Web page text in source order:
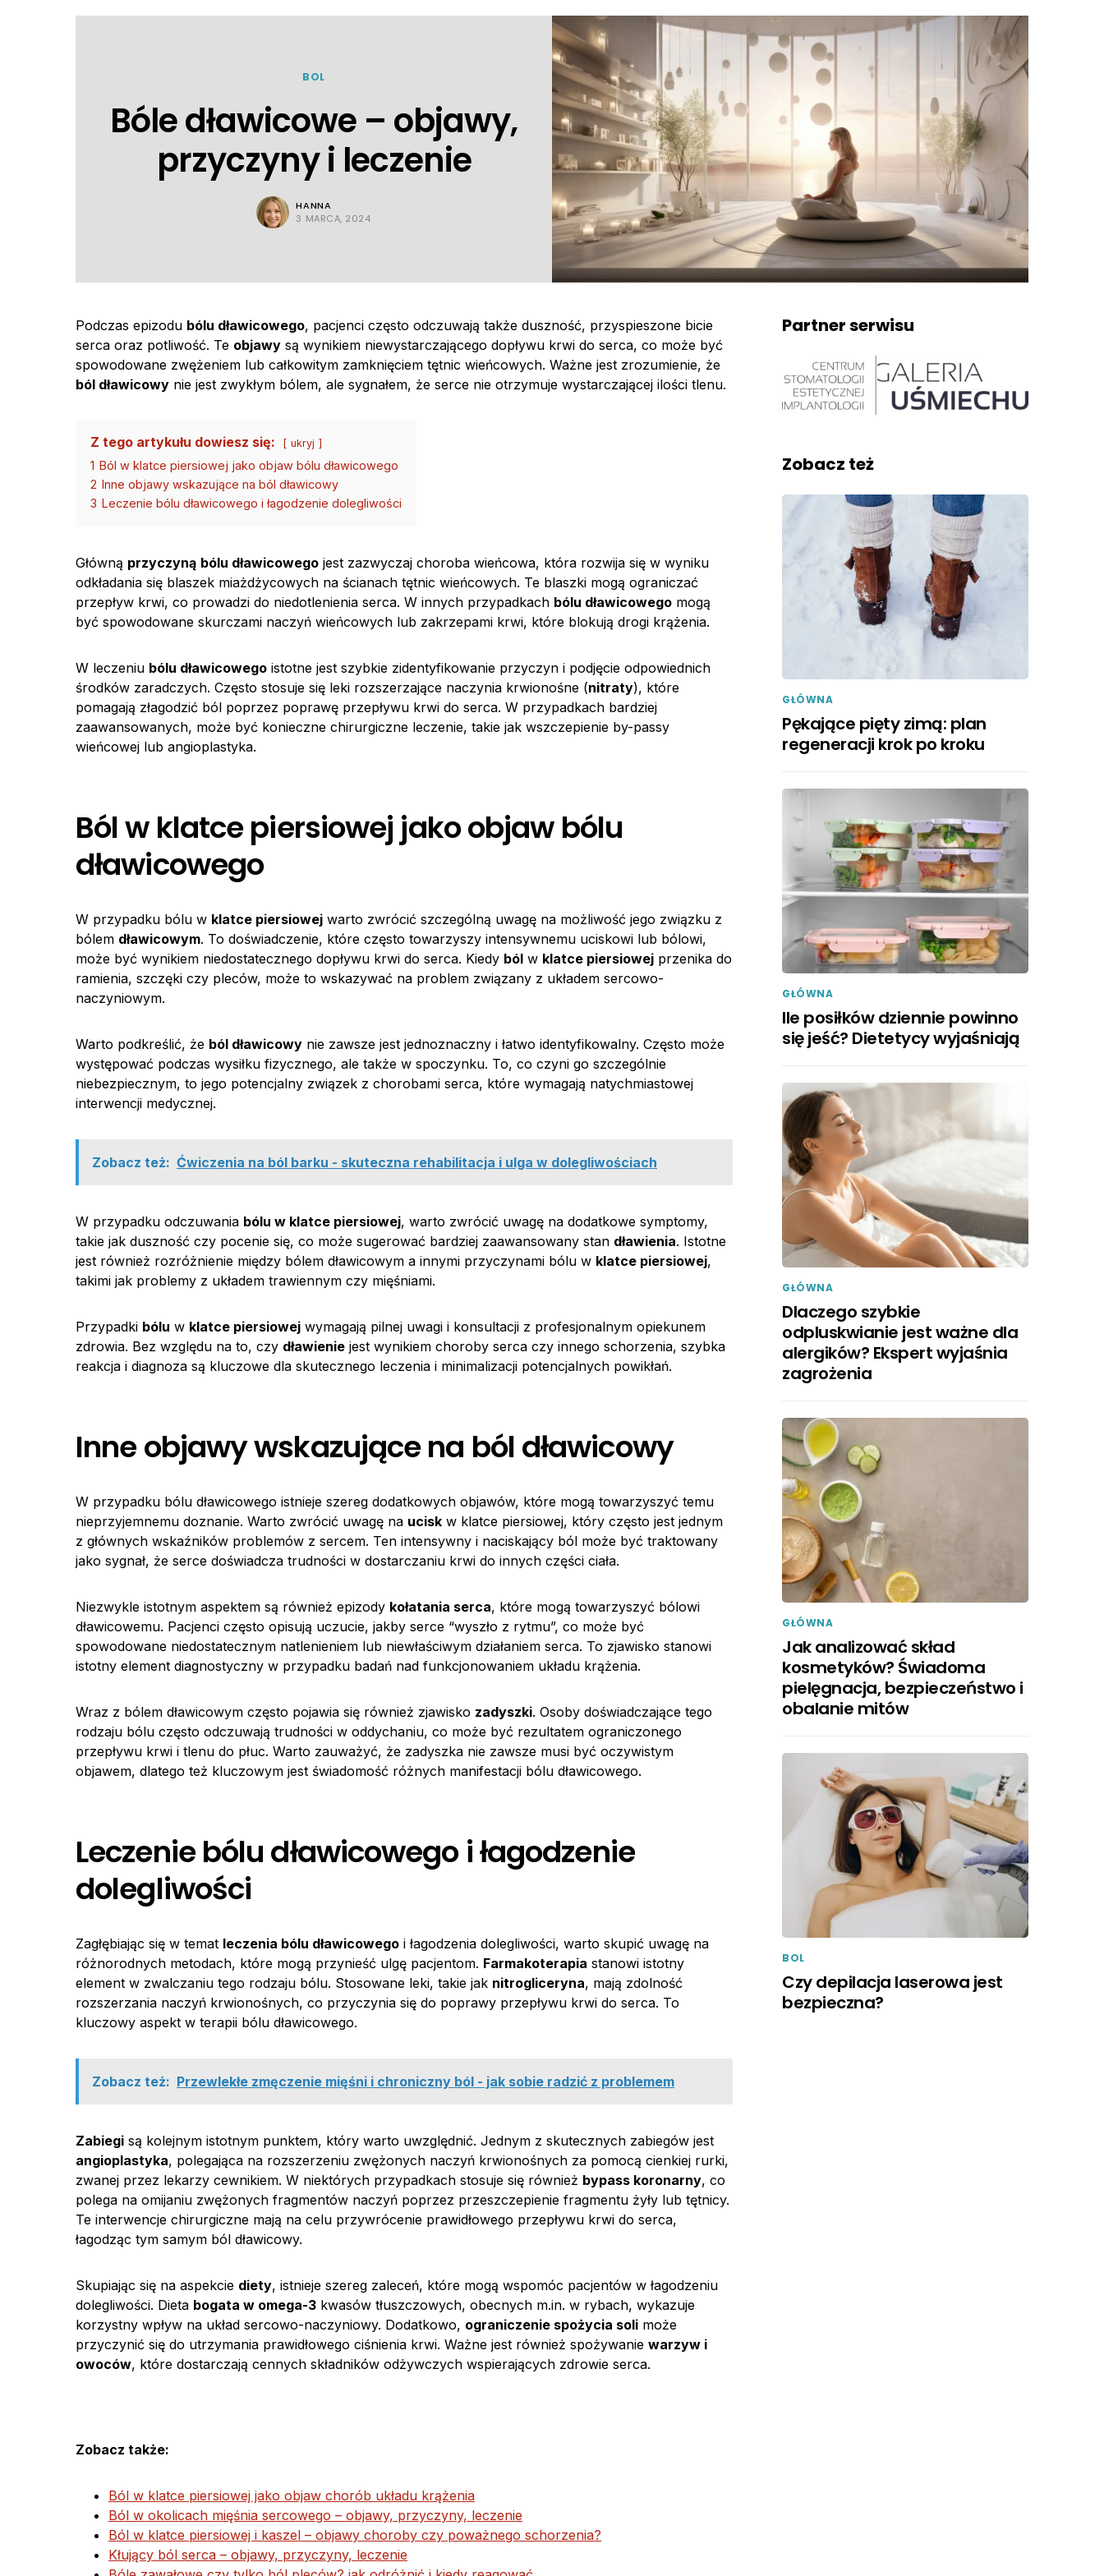
BOL
Bóle dławicowe – objawy,
przyczyny i leczenie
HANNA
3 MARCA, 2024
Podczas epizodu bólu dławicowego, pacjenci często odczuwają także duszność, przyspieszone bicie
serca oraz potliwość. Te objawy są wynikiem niewystarczającego dopływu krwi do serca, co może być
spowodowane zwężeniem lub całkowitym zamknięciem tętnic wieńcowych. Ważne jest zrozumienie, że
ból dławicowy nie jest zwykłym bólem, ale sygnałem, że serce nie otrzymuje wystarczającej ilości tlenu.
Z tego artykułu dowiesz się: ukryj
1 Ból w klatce piersiowej jako objaw bólu dławicowego
2 Inne objawy wskazujące na ból dławicowy
3 Leczenie bólu dławicowego i łagodzenie dolegliwości
Główną przyczyną bólu dławicowego jest zazwyczaj choroba wieńcowa, która rozwija się w wyniku
odkładania się blaszek miażdżycowych na ścianach tętnic wieńcowych. Te blaszki mogą ograniczać
przepływ krwi, co prowadzi do niedotlenienia serca. W innych przypadkach bólu dławicowego mogą
być spowodowane skurczami naczyń wieńcowych lub zakrzepami krwi, które blokują drogi krążenia.
W leczeniu bólu dławicowego istotne jest szybkie zidentyfikowanie przyczyn i podjęcie odpowiednich
środków zaradczych. Często stosuje się leki rozszerzające naczynia krwionośne (nitraty), które
pomagają złagodzić ból poprzez poprawę przepływu krwi do serca. W przypadkach bardziej
zaawansowanych, może być konieczne chirurgiczne leczenie, takie jak wszczepienie by-passy
wieńcowej lub angioplastyka.
Ból w klatce piersiowej jako objaw bólu
dławicowego
W przypadku bólu w klatce piersiowej warto zwrócić szczególną uwagę na możliwość jego związku z
bólem dławicowym. To doświadczenie, które często towarzyszy intensywnemu uciskowi lub bólowi,
może być wynikiem niedostatecznego dopływu krwi do serca. Kiedy ból w klatce piersiowej przenika do
ramienia, szczęki czy pleców, może to wskazywać na problem związany z układem sercowo-
naczyniowym.
Warto podkreślić, że ból dławicowy nie zawsze jest jednoznaczny i łatwo identyfikowalny. Często może
występować podczas wysiłku fizycznego, ale także w spoczynku. To, co czyni go szczególnie
niebezpiecznym, to jego potencjalny związek z chorobami serca, które wymagają natychmiastowej
interwencji medycznej.
Zobacz też: Ćwiczenia na ból barku - skuteczna rehabilitacja i ulga w dolegliwościach
W przypadku odczuwania bólu w klatce piersiowej, warto zwrócić uwagę na dodatkowe symptomy,
takie jak duszność czy pocenie się, co może sugerować bardziej zaawansowany stan dławienia. Istotne
jest również rozróżnienie między bólem dławicowym a innymi przyczynami bólu w klatce piersiowej,
takimi jak problemy z układem trawiennym czy mięśniami.
Przypadki bólu w klatce piersiowej wymagają pilnej uwagi i konsultacji z profesjonalnym opiekunem
zdrowia. Bez względu na to, czy dławienie jest wynikiem choroby serca czy innego schorzenia, szybka
reakcja i diagnoza są kluczowe dla skutecznego leczenia i minimalizacji potencjalnych powikłań.
Inne objawy wskazujące na ból dławicowy
W przypadku bólu dławicowego istnieje szereg dodatkowych objawów, które mogą towarzyszyć temu
nieprzyjemnemu doznanie. Warto zwrócić uwagę na ucisk w klatce piersiowej, który często jest jednym
z głównych wskaźników problemów z sercem. Ten intensywny i naciskający ból może być traktowany
jako sygnał, że serce doświadcza trudności w dostarczaniu krwi do innych części ciała.
Niezwykle istotnym aspektem są również epizody kołatania serca, które mogą towarzyszyć bólowi
dławicowemu. Pacjenci często opisują uczucie, jakby serce “wyszło z rytmu”, co może być
spowodowane niedostatecznym natlenieniem lub niewłaściwym działaniem serca. To zjawisko stanowi
istotny element diagnostyczny w przypadku badań nad funkcjonowaniem układu krążenia.
Wraz z bólem dławicowym często pojawia się również zjawisko zadyszki. Osoby doświadczające tego
rodzaju bólu często odczuwają trudności w oddychaniu, co może być rezultatem ograniczonego
przepływu krwi i tlenu do płuc. Warto zauważyć, że zadyszka nie zawsze musi być oczywistym
objawem, dlatego też kluczowym jest świadomość różnych manifestacji bólu dławicowego.
Leczenie bólu dławicowego i łagodzenie
dolegliwości
Zagłębiając się w temat leczenia bólu dławicowego i łagodzenia dolegliwości, warto skupić uwagę na
różnorodnych metodach, które mogą przynieść ulgę pacjentom. Farmakoterapia stanowi istotny
element w zwalczaniu tego rodzaju bólu. Stosowane leki, takie jak nitrogliceryna, mają zdolność
rozszerzania naczyń krwionośnych, co przyczynia się do poprawy przepływu krwi do serca. To
kluczowy aspekt w terapii bólu dławicowego.
Zobacz też: Przewlekłe zmęczenie mięśni i chroniczny ból - jak sobie radzić z problemem
Zabiegi są kolejnym istotnym punktem, który warto uwzględnić. Jednym z skutecznych zabiegów jest
angioplastyka, polegająca na rozszerzeniu zwężonych naczyń krwionośnych za pomocą cienkiej rurki,
zwanej przez lekarzy cewnikiem. W niektórych przypadkach stosuje się również bypass koronarny, co
polega na omijaniu zwężonych fragmentów naczyń poprzez przeszczepienie fragmentu żyły lub tętnicy.
Te interwencje chirurgiczne mają na celu przywrócenie prawidłowego przepływu krwi do serca,
łagodząc tym samym ból dławicowy.
Skupiając się na aspekcie diety, istnieje szereg zaleceń, które mogą wspomóc pacjentów w łagodzeniu
dolegliwości. Dieta bogata w omega-3 kwasów tłuszczowych, obecnych m.in. w rybach, wykazuje
korzystny wpływ na układ sercowo-naczyniowy. Dodatkowo, ograniczenie spożycia soli może
przyczynić się do utrzymania prawidłowego ciśnienia krwi. Ważne jest również spożywanie warzyw i
owoców, które dostarczają cennych składników odżywczych wspierających zdrowie serca.
Zobacz także:
Ból w klatce piersiowej jako objaw chorób układu krążenia
Ból w okolicach mięśnia sercowego – objawy, przyczyny, leczenie
Ból w klatce piersiowej i kaszel – objawy choroby czy poważnego schorzenia?
Kłujący ból serca – objawy, przyczyny, leczenie
Partner serwisu
Zobacz też
GŁÓWNA
Pękające pięty zimą: plan
regeneracji krok po kroku
GŁÓWNA
Ile posiłków dziennie powinno
się jeść? Dietetycy wyjaśniają
GŁÓWNA
Dlaczego szybkie
odpluskwianie jest ważne dla
alergików? Ekspert wyjaśnia
zagrożenia
GŁÓWNA
Jak analizować skład
kosmetyków? Świadoma
pielęgnacja, bezpieczeństwo i
obalanie mitów
BOL
Czy depilacja laserowa jest
bezpieczna?